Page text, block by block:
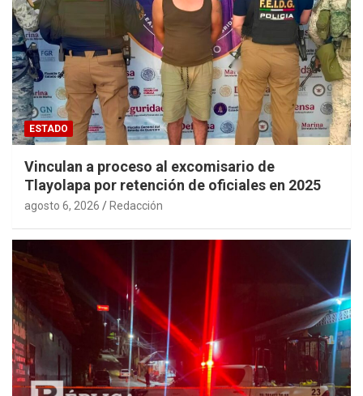
ESTADO
Vinculan a proceso al excomisario de
Tlayolapa por retención de oficiales en 2025
agosto 6, 2026 Redacción